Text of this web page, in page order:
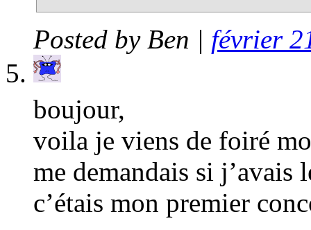
Posted by Ben | février
boujour,
voila je viens de foiré
me demandais si j’avais
c’étais mon premier